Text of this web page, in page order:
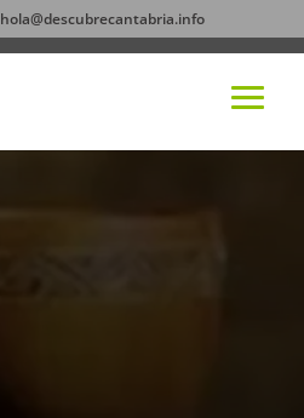
hola@descubrecantabria.info